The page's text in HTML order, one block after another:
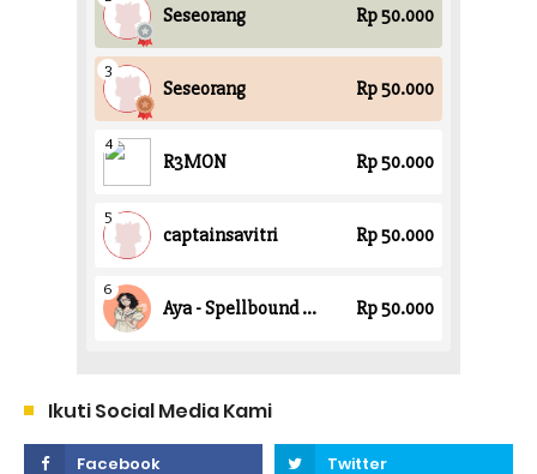
Ikuti Social Media Kami